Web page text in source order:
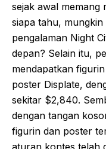
sejak awal memang
siapa tahu,
pengalaman Night
depan? Selain itu,
mendapatkan
poster Displate,
sekitar $2,840.
dengan tangan
figurin dan poster
aturan kontes telah